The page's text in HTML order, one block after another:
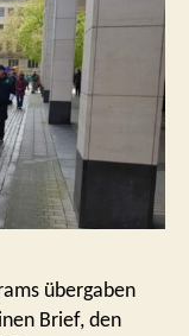
übergaben
Brief, den